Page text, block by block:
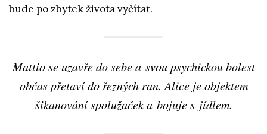
bude po zbytek života vyčítat.
Mattio se uzavře do sebe a svou psychickou bolest
občas přetaví do řezných ran. Alice je objektem
šikanování spolužaček a bojuje s jídlem.